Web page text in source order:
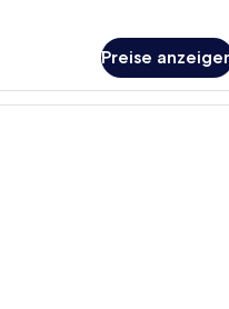
Preise
Hochwertige Bettwaren,